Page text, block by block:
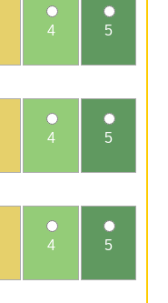
4 5
4 5
4 5